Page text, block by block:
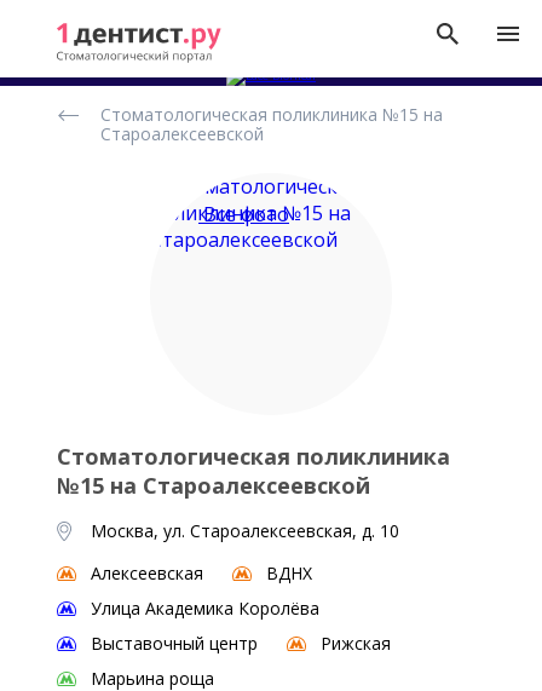
стоматологических
Стоматологическая поликлиника №15 на
Староалексеевской
Все фото
Стоматологическая поликлиника
№15 на Староалексеевской
Москва, ул. Староалексеевская, д. 10
Алексеевская
ВДНХ
Улица Академика Королёва
Выставочный центр
Рижская
Марьина роща